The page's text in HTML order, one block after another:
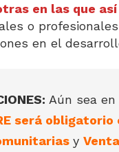
en las que
o
en el
Aún sea
será
y